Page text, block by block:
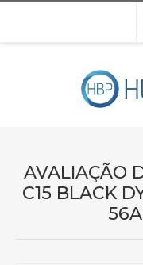
AVALIAÇÃO
C15 BLACK